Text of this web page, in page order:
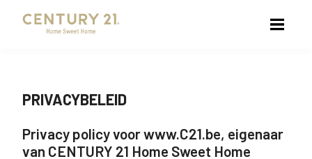
PRIVACYBELEID
Privacy policy voor www.C21.be, eigenaar
van CENTURY 21 Home Sweet Home